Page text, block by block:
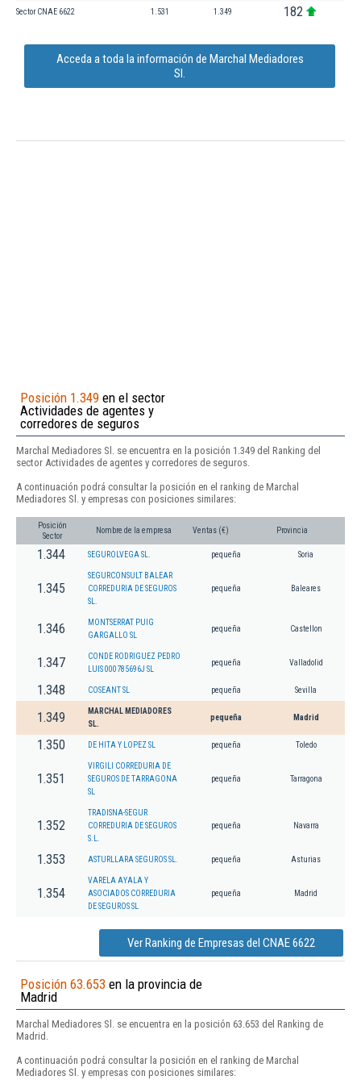
Sector CNAE 6622 1.531 1.349 182
Acceda a toda la información de Marchal Mediadores
Sl.
Posición 1.349 en el sector
Actividades de agentes y
corredores de seguros
Marchal Mediadores Sl. se encuentra en la posición 1.349 del Ranking del
sector Actividades de agentes y corredores de seguros.
A continuación podrá consultar la posición en el ranking de Marchal
Mediadores Sl. y empresas con posiciones similares:
Posición
Sector
Nombre de la empresa Ventas (€) Provincia
1.344 SEGUROLVEGA SL. pequeña Soria
1.345
SEGURCONSULT BALEAR
CORREDURIA DE SEGUROS
SL.
pequeña Baleares
1.346
MONTSERRAT PUIG
GARGALLO SL
pequeña Castellon
1.347
CONDE RODRIGUEZ PEDRO
LUIS 000785696J SL
pequeña Valladolid
1.348 COSEANT SL pequeña Sevilla
1.349
MARCHAL MEDIADORES
SL.
pequeña Madrid
1.350 DE HITA Y LOPEZ SL pequeña Toledo
1.351
VIRGILI CORREDURIA DE
SEGUROS DE TARRAGONA
SL
pequeña Tarragona
1.352
TRADISNA-SEGUR
CORREDURIA DE SEGUROS
S.L.
pequeña Navarra
1.353 ASTURLLARA SEGUROS SL. pequeña Asturias
1.354
VARELA AYALA Y
ASOCIADOS CORREDURIA
DE SEGUROS SL
pequeña Madrid
Ver Ranking de Empresas del CNAE 6622
Posición 63.653 en la provincia de
Madrid
Marchal Mediadores Sl. se encuentra en la posición 63.653 del Ranking de
Madrid.
A continuación podrá consultar la posición en el ranking de Marchal
Mediadores Sl. y empresas con posiciones similares: